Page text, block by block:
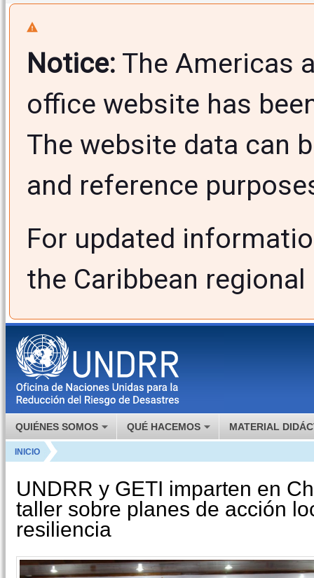
Notice: The Americas
office website has
The website data can
and reference
For updated
the Caribbean
QUIÉNES SOMOS QUÉ HACEMOS MATERIAL
INICIO
UNDRR y GETI imparten en
taller sobre planes de acción
resiliencia